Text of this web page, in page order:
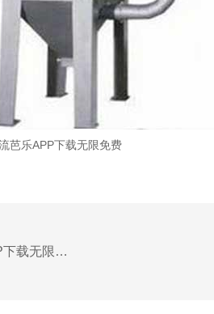
芭乐APP下载无限免费
超微芭乐APP下载无限免费的常见故障